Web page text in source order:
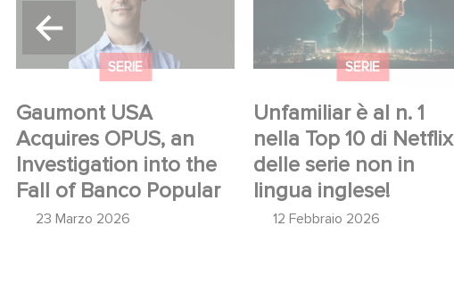
SERIE
Gaumont USA
Acquires OPUS, an
Investigation into the
Fall of Banco Popular
23 Marzo 2026
the Fall of Banco Popular
SERIE
Unfamiliar è al n. 1
nella Top 10 di Netflix
delle serie non in
lingua inglese!
12 Febbraio 2026
in lingua inglese!